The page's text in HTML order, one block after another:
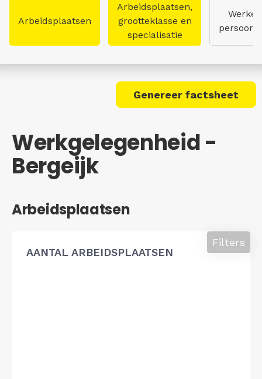
Arbeidsplaatsen
Arbeidsplaatsen,
grootteklasse en
specialisatie
Genereer factsheet
Werkgelegenheid -
Bergeijk
Arbeidsplaatsen
AANTAL ARBEIDSPLAATSEN
Filters